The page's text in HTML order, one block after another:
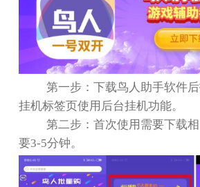
第一步：下载鸟人助手软件
挂机标签页使用后台挂机功能。
第二步：首次使用需要下载
要3-5分钟。